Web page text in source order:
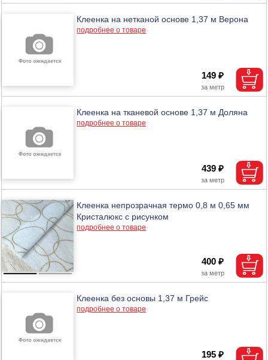
Клеенка на нетканой основе 1,37 м Верона
подробнее о товаре
149 ₽
Клеенка на тканевой основе 1,37 м Доляна
подробнее о товаре
439 ₽
Клеенка непрозрачная термо 0,8 м 0,65 мм
Кристалюкс с рисунком
подробнее о товаре
400 ₽
Клеенка без основы 1,37 м Грейс
подробнее о товаре
195 ₽